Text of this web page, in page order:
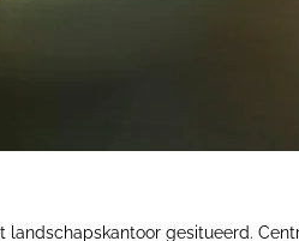
gesitueerd.